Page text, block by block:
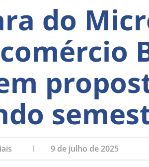
do
9 de julho de 2025